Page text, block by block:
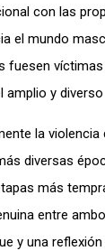
con las
el mundo
fuesen
amplio y
la
diversas
más
entre
y una